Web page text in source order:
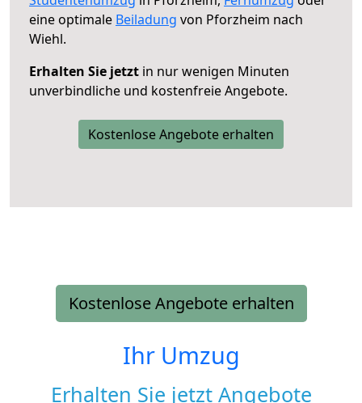
eine optimale Beiladung von Pforzheim nach
Wiehl.
Erhalten Sie jetzt in nur wenigen Minuten
unverbindliche und kostenfreie Angebote.
Kostenlose Angebote erhalten
Kostenlose Angebote erhalten
Ihr Umzug
Erhalten Sie jetzt Angebote